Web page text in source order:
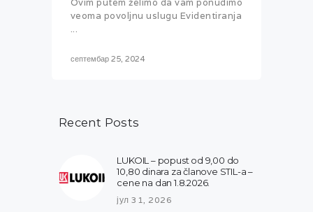
Ovim putem želimo da vam ponudimo
veoma povoljnu uslugu Evidentiranja
...
септембар 25, 2024
Recent Posts
LUKOIL – popust od 9,00 do
10,80 dinara za članove STIL-a –
cene na dan 1.8.2026.
јул 31, 2026